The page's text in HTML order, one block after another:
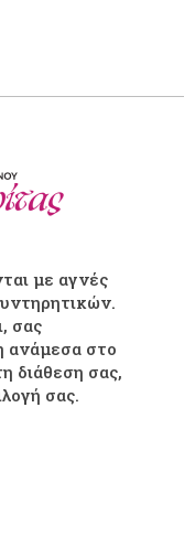
με αγνές
σας
ανάμεσα στο
διάθεση σας,
σας.